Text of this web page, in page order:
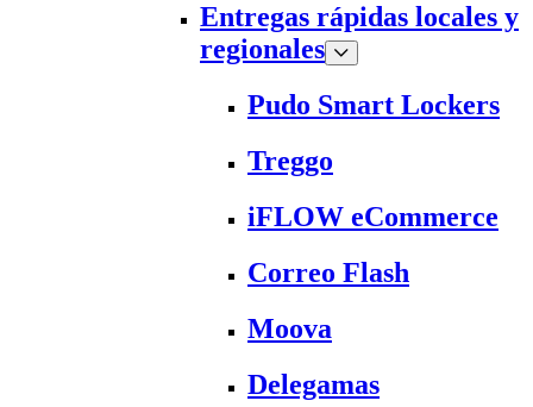
Entregas rápidas locales y
regionales
Pudo Smart Lockers
Treggo
iFLOW eCommerce
Correo Flash
Moova
Delegamas